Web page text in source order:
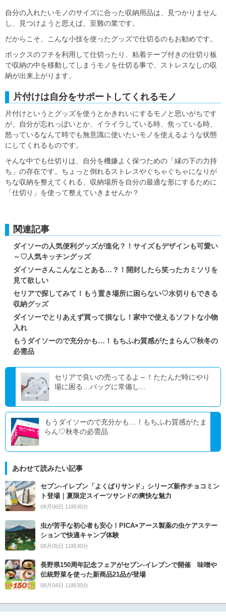
自分の入れたいモノのサイズに合った収納用品は、見つかりません
し、見つけようと思えば、至難の業です。
だからこそ、こんな小技を使ったグッズで仕切るのもお勧めです。
ボックスのフチを利用して仕切ったり、粘着テープ付きの仕切り板
で収納の中を移動してしまうモノを仕切る事で、ストレスなしの収
納が出来上がります。
片付けは自分をサポートしてくれるモノ
片付けというとグッズを使うとかきれいにするモノと思いがちです
が、自分が忘れっぽいとか、イライラしている時、焦っている時、
怒っているなんて時でも無意識に使いたいモノを使えるような状態
にしてくれるものです。
そんな中でも仕切りは、自分を機嫌よく保つための「縁の下の力持
ち」の存在です。ちょっと倒れるストレスやぐちゃぐちゃになりが
ちな収納を整えてくれる、収納場所を自分の最適な形にするために
「仕切り」を使って整えていきませんか？
関連記事
ダイソーの人気便利グッズが進化？！サイズもデザインも可愛い
～♡人気キッチングッズ
ダイソーさんこんなことある…？！開封したら笑ったカミソリを
見て欲しい
セリアで探してみて！もう置き場所に困らない♡水切りもできる
収納グッズ
ダイソーでとりあえず買って損なし！家中で使えるソフトな小物
入れ
もうダイソーので充分かも…！もちふわ質感がたまらん♡秋冬の
必需品
セリアで良いの売ってるよ～！たたんだ時にやり
場に困る…バッグに常備し...
もうダイソーので充分かも…！もちふわ質感がたま
らん♡秋冬の必需品
あわせて読みたい記事
セブン‐イレブン「よくばりサンド」シリーズ新作チョコミン
ト登場｜夏限定スイーツサンドの爽快な魅力
08月06日 11時30分
虫が苦手な初心者も安心！PICA×アース製薬の虫ケアステー
ションで快適キャンプ体験
08月05日 11時30分
長野県150周年記念フェアがセブン-イレブンで開催 味噌や
伝統野菜を使った新商品21品が登場
08月04日 11時30分